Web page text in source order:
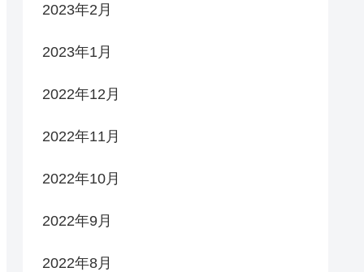
2023年2月
2023年1月
2022年12月
2022年11月
2022年10月
2022年9月
2022年8月